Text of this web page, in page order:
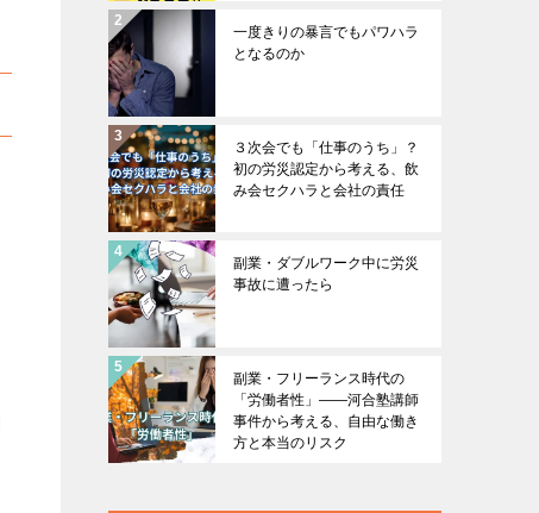
一度きりの暴言でもパワハラ
となるのか
３次会でも「仕事のうち」？
初の労災認定から考える、飲
み会セクハラと会社の責任
副業・ダブルワーク中に労災
事故に遭ったら
副業・フリーランス時代の
「労働者性」――河合塾講師
事件から考える、自由な働き
方と本当のリスク